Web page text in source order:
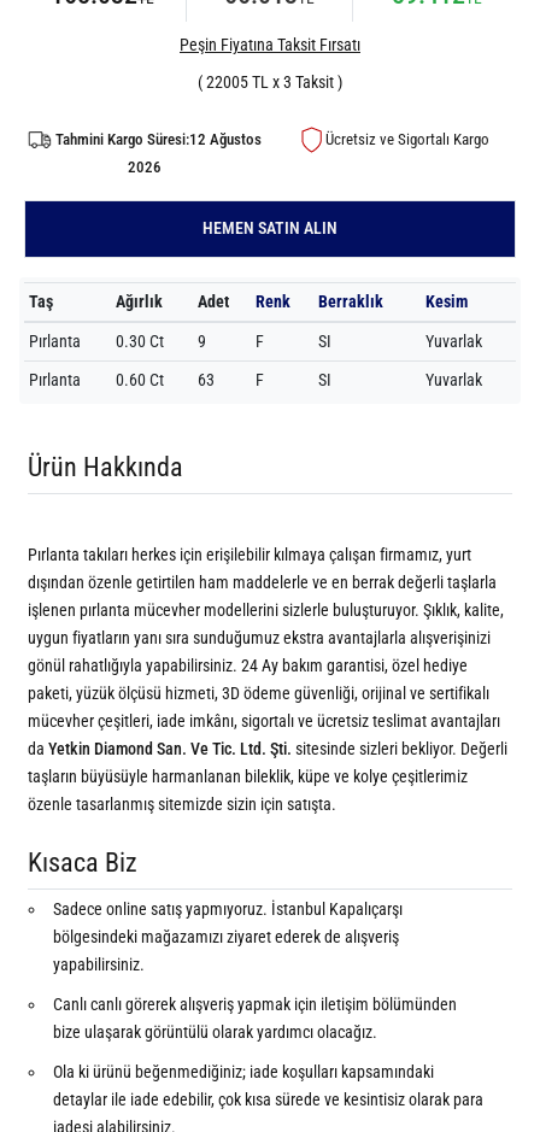
Peşin Fiyatına Taksit Fırsatı
( 22005 TL x 3 Taksit )
Tahmini Kargo Süresi:12 Ağustos
2026
Ücretsiz ve Sigortalı Kargo
HEMEN SATIN ALIN
Taş Ağırlık Adet Renk Berraklık Kesim
Pırlanta 0.30 Ct 9 F SI
Yuvarlak
Pırlanta
0.60 Ct 63 F SI Yuvarlak
Ürün Hakkında
Pırlanta takıları herkes için erişilebilir kılmaya çalışan firmamız, yurt
dışından özenle getirtilen ham maddelerle ve en berrak değerli taşlarla
işlenen pırlanta mücevher modellerini sizlerle buluşturuyor. Şıklık, kalite,
uygun fiyatların yanı sıra sunduğumuz ekstra avantajlarla alışverişinizi
gönül rahatlığıyla yapabilirsiniz. 24 Ay bakım garantisi, özel hediye
paketi, yüzük ölçüsü hizmeti, 3D ödeme güvenliği, orijinal ve sertifikalı
mücevher çeşitleri, iade imkânı, sigortalı ve ücretsiz teslimat avantajları
da Yetkin Diamond San. Ve Tic. Ltd. Şti. sitesinde sizleri bekliyor. Değerli
taşların büyüsüyle harmanlanan bileklik, küpe ve kolye çeşitlerimiz
özenle tasarlanmış sitemizde sizin için satışta.
Kısaca Biz
Sadece online satış yapmıyoruz. İstanbul Kapalıçarşı
bölgesindeki mağazamızı ziyaret ederek de alışveriş
yapabilirsiniz.
Canlı canlı görerek alışveriş yapmak için iletişim bölümünden
bize ulaşarak görüntülü olarak yardımcı olacağız.
Ola ki ürünü beğenmediğiniz; iade koşulları kapsamındaki
detaylar ile iade edebilir, çok kısa sürede ve kesintisiz olarak para
iadesi alabilirsiniz.